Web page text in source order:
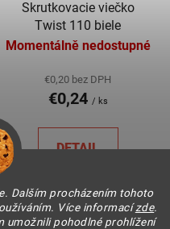
Dalším procházením tohoto
Více informacízde.
umožnili pohodlné prohlížení
Skrutkovacie viečko
Twist 110 biele
Momentálně nedostupné
€0,20 bez DPH
€0,24 / ks
DETAIL